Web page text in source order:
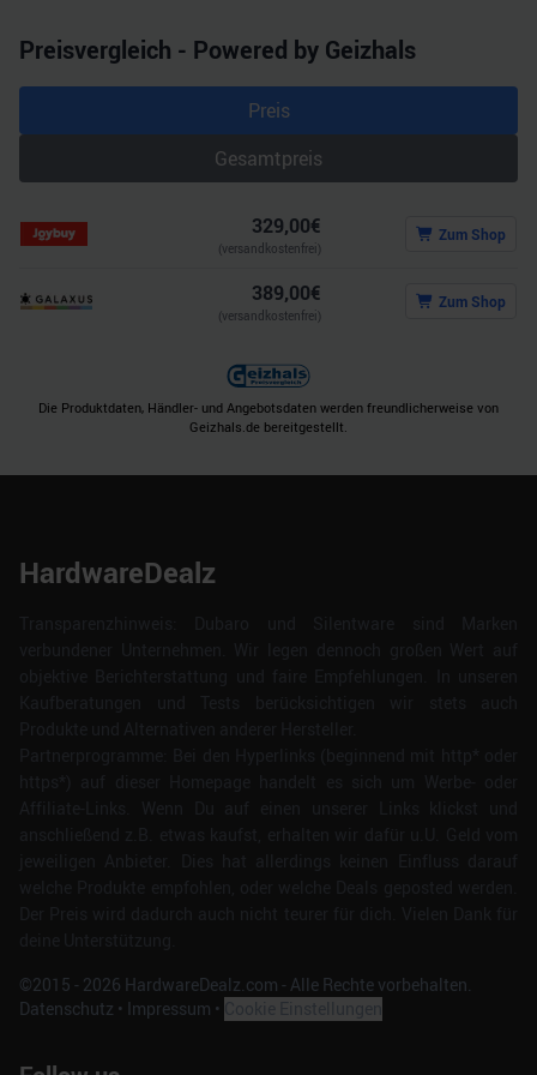
Preisvergleich - Powered by Geizhals
Preis
Gesamtpreis
329,00€
(versandkostenfrei)
Zum Shop
389,00€
(versandkostenfrei)
Zum Shop
Die Produktdaten, Händler- und Angebotsdaten werden freundlicherweise von
Geizhals.de bereitgestellt.
HardwareDealz
©2015 - 2026 HardwareDealz.com - Alle Rechte vorbehalten.
Datenschutz • Impressum •